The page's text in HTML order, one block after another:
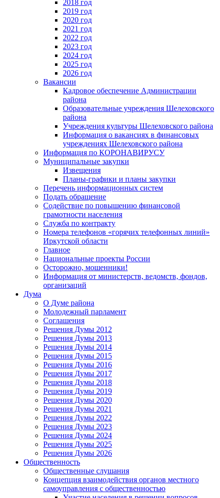
2018 год
2019 год
2020 год
2021 год
2022 год
2023 год
2024 год
2025 год
2026 год
Вакансии
Кадровое обеспечение Администрации
района
Образовательные учреждения Шелеховского
района
Учреждения культуры Шелеховского района
Информация о вакансиях в финансовых
учреждениях Шелеховского района
Информация по КОРОНАВИРУСУ
Муниципальные закупки
Извещения
Планы-графики и планы закупки
Перечень информационных систем
Подать обращение
Содействие по повышению финансовой
грамотности населения
Служба по контракту
Номера телефонов «горячих телефонных линий»
Иркутской области
Главное
Национальные проекты России
Осторожно, мошенники!
Информация от министерств, ведомств, фондов,
организаций
Дума
О Думе района
Молодежный парламент
Соглашения
Решения Думы 2012
Решения Думы 2013
Решения Думы 2014
Решения Думы 2015
Решения Думы 2016
Решения Думы 2017
Решения Думы 2018
Решения Думы 2019
Решения Думы 2020
Решения Думы 2021
Решения Думы 2022
Решения Думы 2023
Решения Думы 2024
Решения Думы 2025
Решения Думы 2026
Общественность
Общественные слушания
Концепция взаимодействия органов местного
самоуправления с общественностью